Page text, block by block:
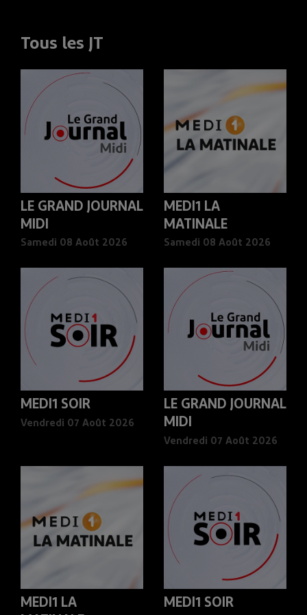
Tous les JT
LE GRAND JOURNAL
MIDI
Samedi 08 Août 2026
MEDI1 LA
MATINALE
Samedi 08 Août 2026
MEDI1 SOIR
Vendredi 07 Août 2026
LE GRAND JOURNAL
MIDI
Vendredi 07 Août 2026
MEDI1 LA
MEDI1 SOIR